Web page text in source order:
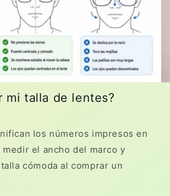
mi talla de lentes?
los números impresos en
el ancho del marco y
cómoda al comprar un